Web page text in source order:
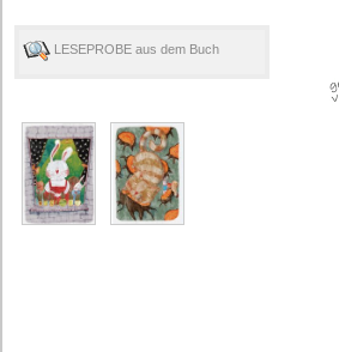
LESEPROBE aus dem Buch